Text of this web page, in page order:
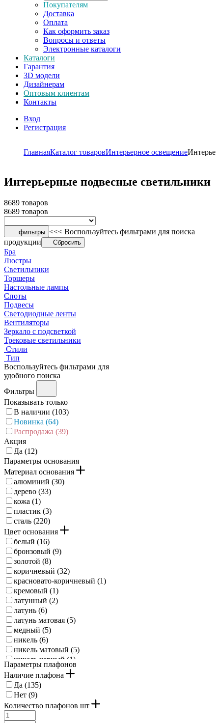
Покупателям
Доставка
Оплата
Как оформить заказ
Вопросы и ответы
Электронные каталоги
Каталоги
Гарантия
3D модели
Дизайнерам
Оптовым клиентам
Контакты
Вход
Регистрация
ГлавнаяКаталог товаровИнтерьерное освещение
Интерьерные подвесные светильники
8689 товаров
8689 товаров
фильтры <<< Воспользуйтесь фильтрами для поиска
продукции
Сбросить
Бра
Люстры
Светильники
Торшеры
Настольные лампы
Споты
Подвесы
Светодиодные ленты
Вентиляторы
Зеркало с подсветкой
Трековые светильники
Стили
Тип
Воспользуйтесь фильтрами для
удобного поиска
Фильтры
Показывать только
В наличии (103)
Новинка (64)
Распродажа (39)
Акция
Да (12)
Параметры основания
Материал основания
алюминий (30)
дерево (33)
кожа (1)
пластик (3)
сталь (220)
Цвет основания
белый (16)
бронзовый (9)
золотой (8)
коричневый (32)
красновато-коричневый (1)
кремовый (1)
латунный (2)
латунь (6)
латунь матовая (5)
медный (5)
никель (6)
никель матовый (5)
никель черный (1)
оранжевый (1)
песочный (6)
природный (
серый (
темно-серый (1)
хром (10
Параметры плафонов
Наличие плафона
Да (135)
Нет (9)
Количество плафонов шт